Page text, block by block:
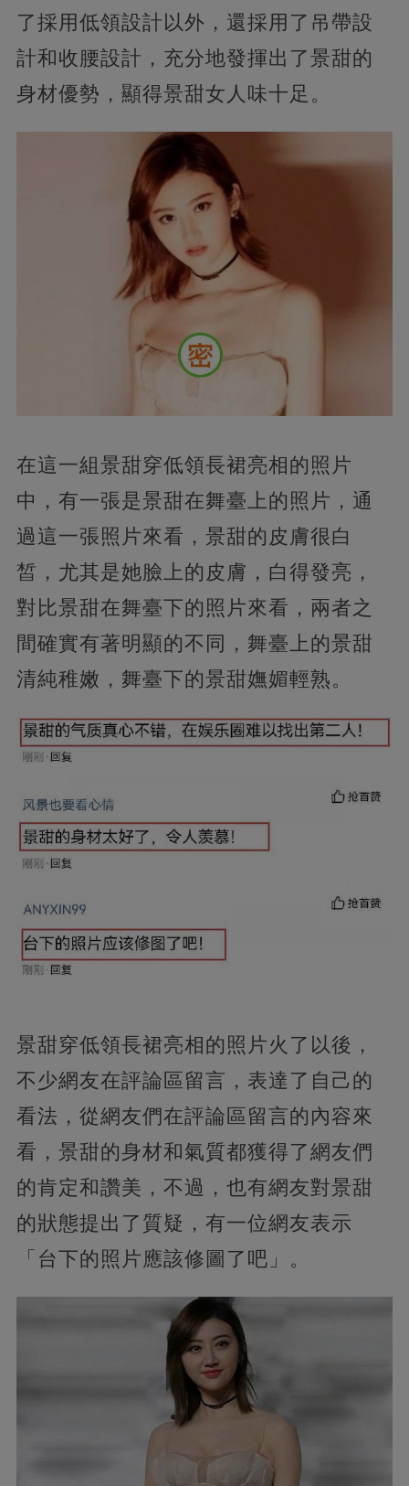
了採用低領設計以外，還採用了吊帶設
計和收腰設計，充分地發揮出了景甜的
身材優勢，顯得景甜女人味十足。
在這一組景甜穿低領長裙亮相的照片
中，有一張是景甜在舞臺上的照片，通
過這一張照片來看，景甜的皮膚很白
皙，尤其是她臉上的皮膚，白得發亮，
對比景甜在舞臺下的照片來看，兩者之
間確實有著明顯的不同，舞臺上的景甜
清純稚嫩，舞臺下的景甜嫵媚輕熟。
景甜穿低領長裙亮相的照片火了以後，
不少網友在評論區留言，表達了自己的
看法，從網友們在評論區留言的內容來
看，景甜的身材和氣質都獲得了網友們
的肯定和讚美，不過，也有網友對景甜
的狀態提出了質疑，有一位網友表示
「台下的照片應該修圖了吧」。